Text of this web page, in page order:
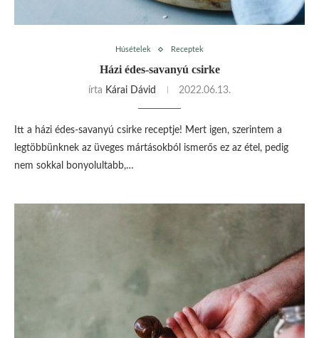
Húsételek Receptek
Házi édes-savanyú csirke
írta Kárai Dávid 2022.06.13.
Itt a házi édes-savanyú csirke receptje! Mert igen, szerintem a
legtöbbünknek az üveges mártásokból ismerős ez az étel, pedig
nem sokkal bonyolultabb,…